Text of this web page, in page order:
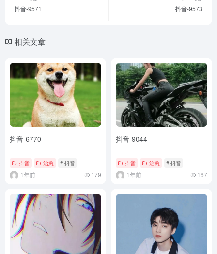
抖音-9571 抖音-9573
相关文章
抖音-6770
抖音 治愈 # 抖音
1年前 179
抖音-9044
抖音 治愈 # 抖音
1年前 167